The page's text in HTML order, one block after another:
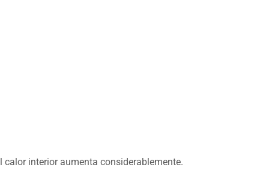
interior aumenta considerablemente.